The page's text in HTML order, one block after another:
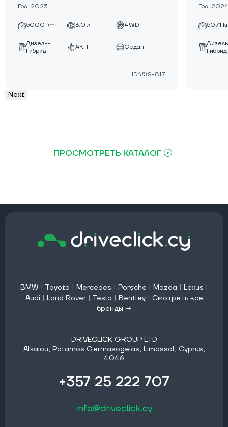
Год: 2025
5000 km 3.0 л 4WD
Дизель-
Гибрид
АКПП Седан
ID:VXS-817
Год:
5071
Гибрид
Next
ПРОСМОТРЕТЬ КАТАЛОГ
BMW | Toyota | Mercedes | Porsche | Mazda | Lexus |
Audi | Land Rover | Tesla | Bentley | Смотреть все
бренды →
DRIVECLICK GROUP LTD
Alkaiou, Potamos Germasogeias, Limassol, Cyprus,
4046
+357 25 222 707
info@driveclick.cy